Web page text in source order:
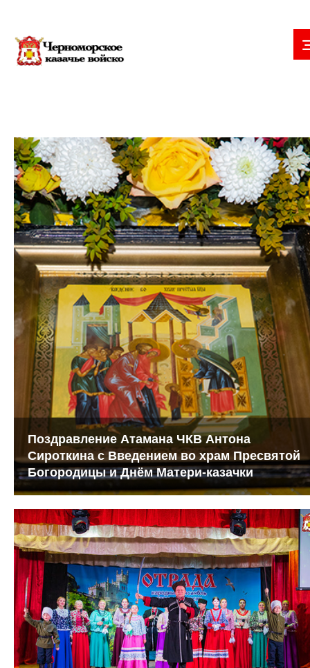
Поздравление Атамана ЧКВ Антона
Сироткина с Введением во храм Пресвятой
Богородицы и Днём Матери-казачки